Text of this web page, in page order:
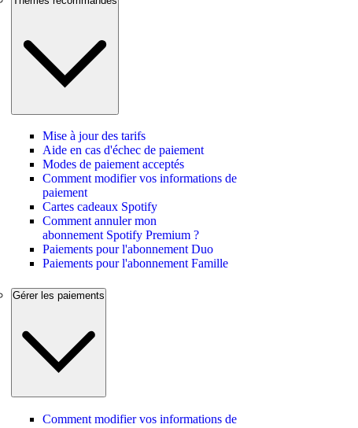
Mise à jour des tarifs
Aide en cas d'échec de paiement
Modes de paiement acceptés
Comment modifier vos informations de
paiement
Cartes cadeaux Spotify
Comment annuler mon
abonnement Spotify Premium ?
Paiements pour l'abonnement Duo
Paiements pour l'abonnement Famille
Gérer les paiements
Comment modifier vos informations de